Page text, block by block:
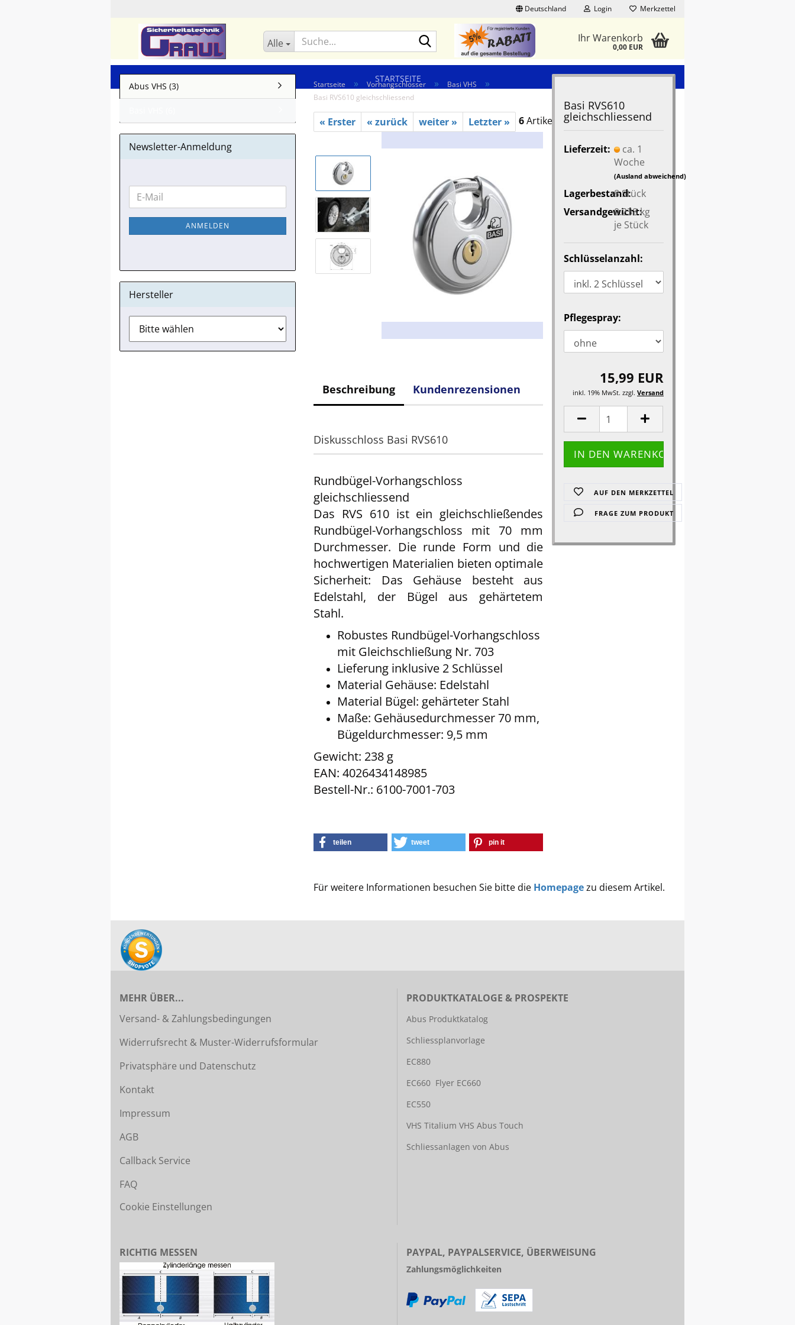
Deutschland Login Merkzettel
Alle Suche... Ihr Warenkorb
0,00 EUR
STARTSEITE
Startseite » Vorhangschlösser » Basi VHS »
Basi RVS610 gleichschliessend
« Erster « zurück weiter » Letzter » 6Artikel in dieser Kategorie
Basi RVS610
gleichschliessend
Lieferzeit:
ca. 1
Woche
(Ausland abweichend)
Lagerbestand:
8Stück
Versandgewicht:
0.238kg
je Stück
Schlüsselanzahl:
Pflegespray:
15,99 EUR
inkl. 19% MwSt. zzgl. Versand
AUF DEN MERKZETTEL
FRAGE ZUM PRODUKT
Beschreibung Kundenrezensionen
Diskusschloss Basi RVS610
Rundbügel-Vorhangschloss
gleichschliessend
Das RVS 610 ist ein gleichschließendes
Rundbügel-Vorhangschloss mit 70 mm
Durchmesser. Die runde Form und die
hochwertigen Materialien bieten optimale
Sicherheit: Das Gehäuse besteht aus
Edelstahl, der Bügel aus gehärtetem
Stahl.
Robustes Rundbügel-Vorhangschloss
mit Gleichschließung Nr. 703
Lieferung inklusive 2 Schlüssel
Material Gehäuse: Edelstahl
Material Bügel: gehärteter Stahl
Maße: Gehäusedurchmesser 70 mm,
Bügeldurchmesser: 9,5 mm
Gewicht: 238 g
EAN: 4026434148985
Bestell-Nr.: 6100-7001-703
teilen tweet pin it
Für weitere Informationen besuchen Sie bitte die Homepagezu diesem Artikel.
Abus VHS (3)
Newsletter-Anmeldung
WEITER
ZUR
NEWSLETTER-
ANMELDUNG
E-
Mail
ANMELDEN
Hersteller
MEHR ÜBER...
Versand- & Zahlungsbedingungen
Widerrufsrecht & Muster-Widerrufsformular
Privatsphäre und Datenschutz
Kontakt
Impressum
AGB
Callback Service
FAQ
Cookie Einstellungen
PRODUKTKATALOGE & PROSPEKTE
Abus Produktkatalog
Schliessplanvorlage
EC880
EC660 Flyer EC660
EC550
VHS Titalium VHS Abus Touch
Schliessanlagen von Abus
RICHTIG MESSEN PAYPAL, PAYPALSERVICE, ÜBERWEISUNG
Zahlungsmöglichkeiten